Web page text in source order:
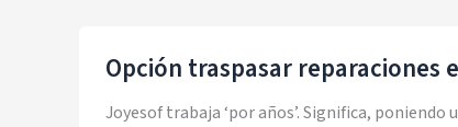
Opción traspasar reparaciones
Joyesof trabaja ‘por años’. Significa,